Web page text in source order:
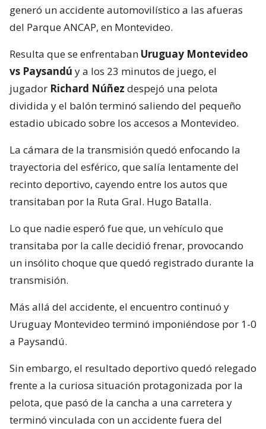
generó un accidente automovilístico a las afueras
del Parque ANCAP, en Montevideo.
Resulta que se enfrentaban Uruguay Montevideo
vs Paysandú y a los 23 minutos de juego, el
jugador Richard Núñez despejó una pelota
dividida y el balón terminó saliendo del pequeño
estadio ubicado sobre los accesos a Montevideo.
La cámara de la transmisión quedó enfocando la
trayectoria del esférico, que salía lentamente del
recinto deportivo, cayendo entre los autos que
transitaban por la Ruta Gral. Hugo Batalla.
Lo que nadie esperó fue que, un vehículo que
transitaba por la calle decidió frenar, provocando
un insólito choque que quedó registrado durante la
transmisión.
Más allá del accidente, el encuentro continuó y
Uruguay Montevideo terminó imponiéndose por 1-0
a Paysandú.
Sin embargo, el resultado deportivo quedó relegado
frente a la curiosa situación protagonizada por la
pelota, que pasó de la cancha a una carretera y
terminó vinculada con un accidente fuera del